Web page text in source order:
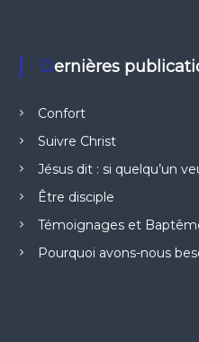
Dernières
Confort
Suivre Christ
Jésus dit : si quelqu’un
Être disciple
Témoignages et
Pourquoi avons-nous